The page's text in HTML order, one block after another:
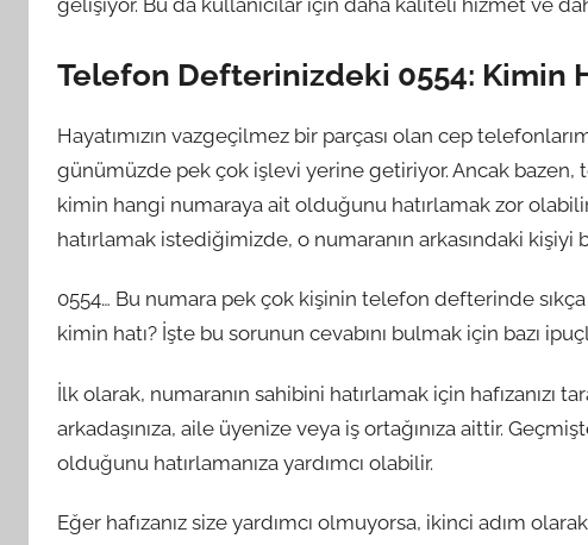
Telefon Defterinizdeki 0554: Kimin
Hayatımızın vazgeçilmez bir parçası olan cep
günümüzde pek çok işlevi yerine getiriyor. Ancak bazen,
kimin hangi numaraya ait olduğunu hatırlamak zor
hatırlamak istediğimizde, o numaranın arkasındaki
0554… Bu numara pek çok kişinin telefon defterinde sıkça
kimin hatı? İşte bu sorunun cevabını bulmak için bazı
İlk olarak, numaranın sahibini hatırlamak için hafızanızı
arkadaşınıza, aile üyenize veya iş ortağınıza aittir.
olduğunu hatırlamanıza yardımcı olabilir.
Eğer hafızanız size yardımcı olmuyorsa, ikinci adım